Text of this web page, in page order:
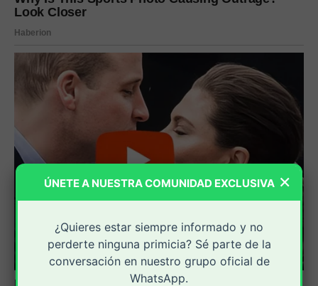
×
ÚNETE A NUESTRA COMUNIDAD EXCLUSIVA
¿Quieres estar siempre informado y no
perderte ninguna primicia? Sé parte de la
conversación en nuestro grupo oficial de
WhatsApp.